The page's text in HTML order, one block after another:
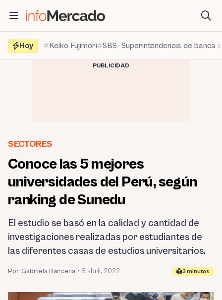
contenido
Hoy
Keiko Fujimori SBS- Superintendencia de banca
PUBLICIDAD
SECTORES
Conoce las 5 mejores
universidades del Perú, según
ranking de Sunedu
El estudio se basó en la calidad y cantidad de
investigaciones realizadas por estudiantes de
las diferentes casas de estudios universitarios.
Por Gabriela Bárcena • 8 abril, 2022 3 minutos